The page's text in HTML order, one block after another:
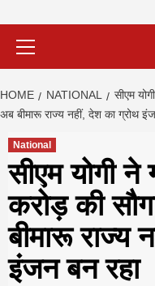
HOME NATIONAL
सीएम
अब बीमारू राज्य नहीं, देश का ग्रोथ
National
सीएम योगी
करोड़ की
बीमारू राज्य
इंजन बन रहा